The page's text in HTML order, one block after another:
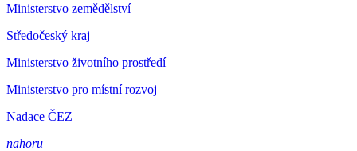
Ministerstvo zemědělství
Středočeský kraj
Ministerstvo životního prostředí
Ministerstvo pro místní rozvoj
Nadace ČEZ
nahoru